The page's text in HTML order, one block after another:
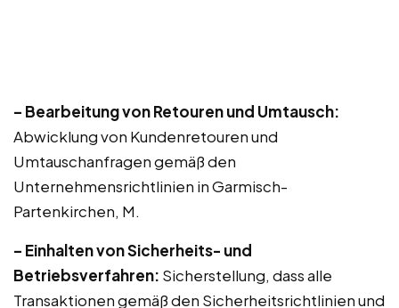
– Bearbeitung von Retouren und Umtausch:
Abwicklung von Kundenretouren und
Umtauschanfragen gemäß den
Unternehmensrichtlinien in Garmisch-
Partenkirchen, M.
– Einhalten von Sicherheits- und
Betriebsverfahren: Sicherstellung, dass alle
Transaktionen gemäß den Sicherheitsrichtlinien und